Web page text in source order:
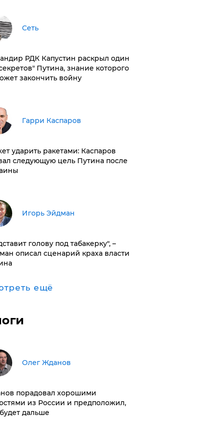
Сеть
РДК Капустин раскрыл один
Путина, знание которого
закончить войну
Гарри Каспаров
ударить ракетами: Каспаров
следующую цель Путина после
Игорь Эйдман
голову под табакерку", –
описал сценарий краха власти
ещё
Олег Жданов
порадовал хорошими
из России и предположил,
дальше